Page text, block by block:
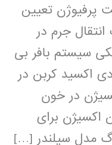
پرفیوژن تعیین
جرم در
سیستم بافر بی
اکسید کربن در
در خون
اکسیژن برای
مدل سیلندر […]